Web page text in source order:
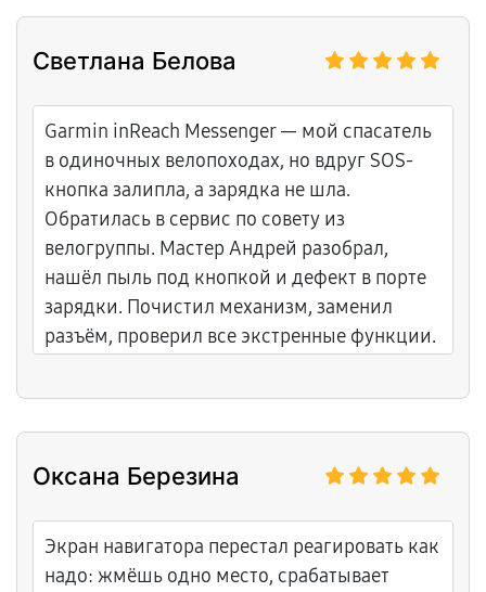
Светлана Белова
Garmin inReach Messenger — мой спасатель
в одиночных велопоходах, но вдруг SOS-
кнопка залипла, а зарядка не шла.
Обратилась в сервис по совету из
велогруппы. Мастер Андрей разобрал,
нашёл пыль под кнопкой и дефект в порте
зарядки. Почистил механизм, заменил
разъём, проверил все экстренные функции.
секунды. Спасибо Андрею за
Оксана Березина
Экран навигатора перестал реагировать как
надо: жмёшь одно место, срабатывает